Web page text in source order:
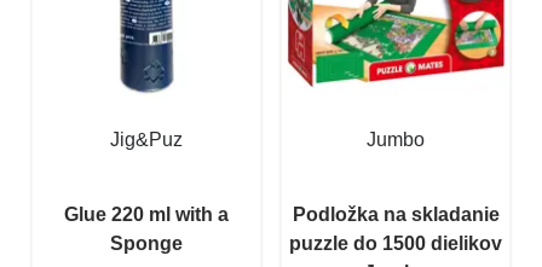
Jig&Puz
Glue 220 ml with a
Sponge
Jumbo
Podložka na skladanie
puzzle do 1500 dielikov